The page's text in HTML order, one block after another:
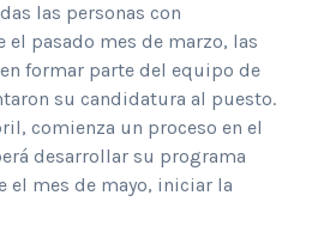
las personas con
el pasado mes de marzo, las
formar parte del equipo de
su candidatura al puesto.
comienza un proceso en el
desarrollar su programa
el mes de mayo, iniciar la